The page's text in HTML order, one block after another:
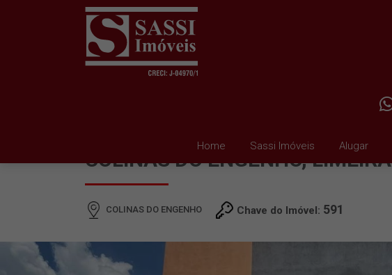
Home Sassi Imóveis Alugar
COLINAS DO ENGENHO, LIMEIRA
COLINAS DO ENGENHO Chave do Imóvel: 591